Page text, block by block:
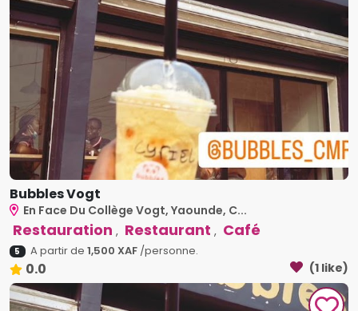
Bubbles Vogt
En Face Du Collège Vogt, Yaounde, C...
Restauration , Restaurant , Café
5 A partir de 1,500 XAF/personne.
0.0 (1 like)